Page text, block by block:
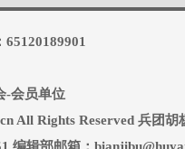
-会员单位
All Rights Reserved 兵团胡